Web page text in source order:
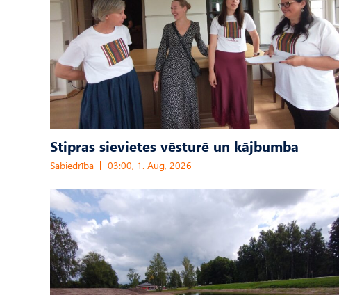
Stipras sievietes vēsturē un kājbumba
Sabiedrība 03:00, 1. Aug, 2026